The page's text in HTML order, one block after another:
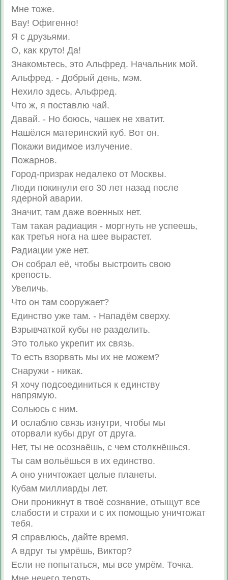
Мне тоже.
Вау! Офигенно!
Я с друзьями.
О, как круто! Да!
Знакомьтесь, это Альфред. Начальник мой.
Альфред. - Добрый день, мэм.
Нехило здесь, Альфред.
Что ж, я поставлю чай.
Давай. - Но боюсь, чашек не хватит.
Нашёлся материнский куб. Вот он.
Покажи видимое излучение.
Пожарнов.
Город-призрак недалеко от Москвы.
Люди покинули его 30 лет назад после
ядерной аварии.
Значит, там даже военных нет.
Там такая радиация - моргнуть не успеешь,
как третья нога на шее вырастет.
Радиации уже нет.
Он собрал её, чтобы выстроить свою
крепость.
Увеличь.
Что он там сооружает?
Единство уже там. - Нападём сверху.
Взрывчаткой кубы не разделить.
Это только укрепит их связь.
То есть взорвать мы их не можем?
Снаружи - никак.
Я хочу подсоединиться к единству
напрямую.
Сольюсь с ним.
И ослаблю связь изнутри, чтобы мы
оторвали кубы друг от друга.
Нет, ты не осознаёшь, с чем столкнёшься.
Ты сам вольёшься в их единство.
А оно уничтожает целые планеты.
Кубам миллиарды лет.
Они проникнут в твоё сознание, отыщут все
слабости и страхи и с их помощью уничтожат
тебя.
Я справлюсь, дайте время.
А вдруг ты умрёшь, Виктор?
Если не попытаться, мы все умрём. Точка.